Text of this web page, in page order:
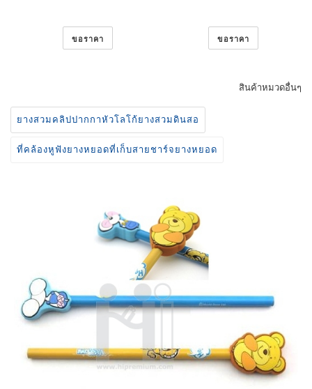
ขอราคา ขอราคา
สินค้าหมวดอื่นๆ
ยางสวมคลิปปากกาหัวโลโก้ยางสวมดินสอ
ที่คล้องหูฟังยางหยอดที่เก็บสายชาร์จยางหยอด